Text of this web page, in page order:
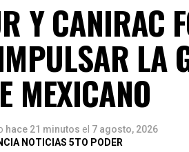
Y CANIRAC
LA
MEXICANO
hace 21 minutos el 7 agosto, 2026
NOTICIAS 5TO PODER